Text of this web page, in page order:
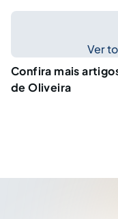
Ver
Confira mais
de Oliveira